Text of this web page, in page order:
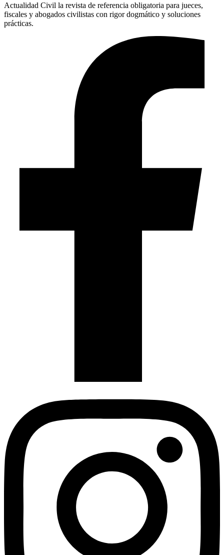
Actualidad Civil la revista de referencia obligatoria para jueces,
fiscales y abogados civilistas con rigor dogmático y soluciones
prácticas.